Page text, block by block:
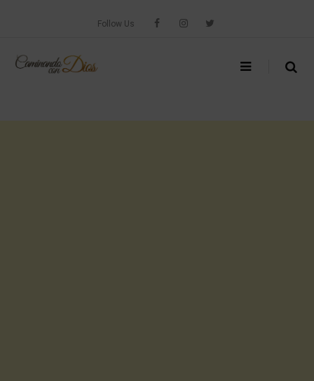
Follow Us